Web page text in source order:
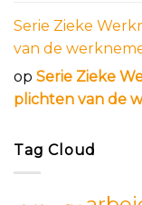
Serie Zieke
van de
op Serie Zieke
plichten van de
Tag Cloud